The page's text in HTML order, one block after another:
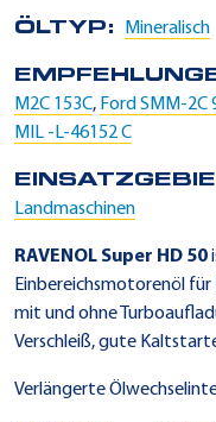
ÖLTYP: Mineralisch
M2C 153C, Ford SMM-2C
MIL -L-46152 C
Landmaschinen
RAVENOL Super HD 50
Einbereichsmotorenöl
mit und ohne
Verschleiß, gute
Verlängerte